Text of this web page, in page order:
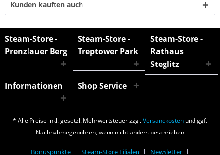
Kunden kauften auch
Steam-Store -
Prenzlauer Berg
Steam-Store -
Treptower Park
Steam-Store -
Rathaus
Steglitz
Informationen
Shop Service
* Alle Preise inkl. gesetzl. Mehrwertsteuer zzgl.Versandkosten und ggf.
Nachnahmegebühren, wenn nicht anders beschrieben
Bonuspunkte Steam-Store Filialen Newsletter